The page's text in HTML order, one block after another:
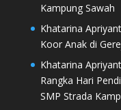
Kampung Sawah
Khatarina
Koor Anak di
Khatarina
Rangka Hari
SMP Strada